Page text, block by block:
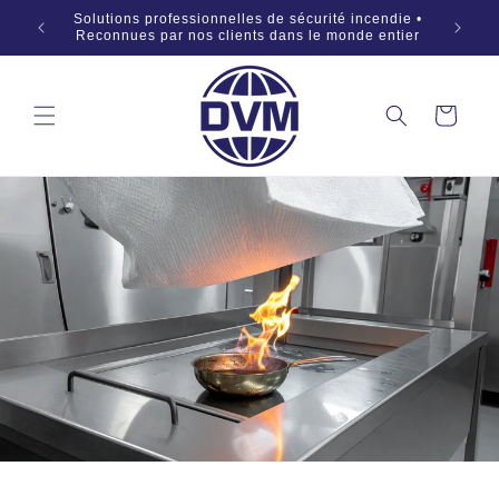
au
contenu
» •
Solutions professionnelles de sécurité incendie •
Reconnues par nos clients dans le monde entier
Panier